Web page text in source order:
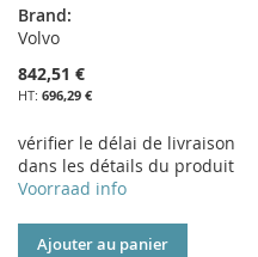
Brand:
Volvo
842,51 €
696,29 €
vérifier le délai de livraison
dans les détails du produit
Voorraad info
Ajouter au panier